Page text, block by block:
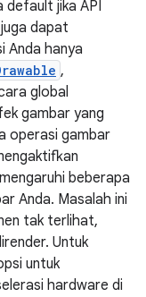
default jika API
dapat
Anda hanya
,
global
gambar yang
operasi gambar
beberapa
Anda. Masalah ini
tak terlihat,
Untuk
untuk
hardware di